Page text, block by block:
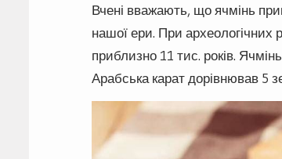
Вчені вважають, що ячмінь
нашої ери. При археологічних
приблизно 11 тис. років.
Арабська карат дорівнював 5